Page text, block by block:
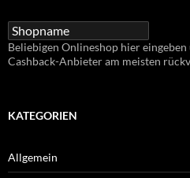
Beliebigen Onlineshop hier
Cashback-Anbieter am meisten
KATEGORIEN
Allgemein